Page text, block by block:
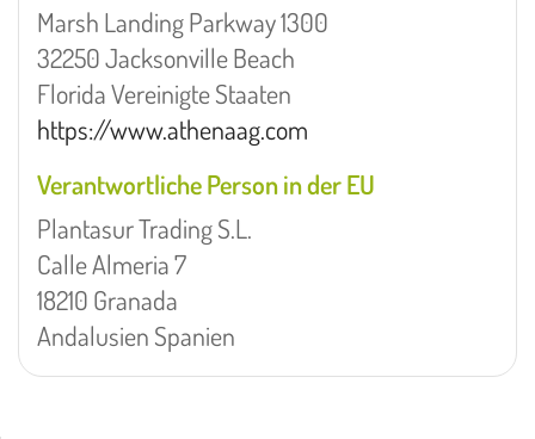
Marsh Landing Parkway 1300
32250 Jacksonville Beach
Florida Vereinigte Staaten
https://www.athenaag.com
Verantwortliche Person in der EU
Plantasur Trading S.L.
Calle Almeria 7
18210 Granada
Andalusien Spanien